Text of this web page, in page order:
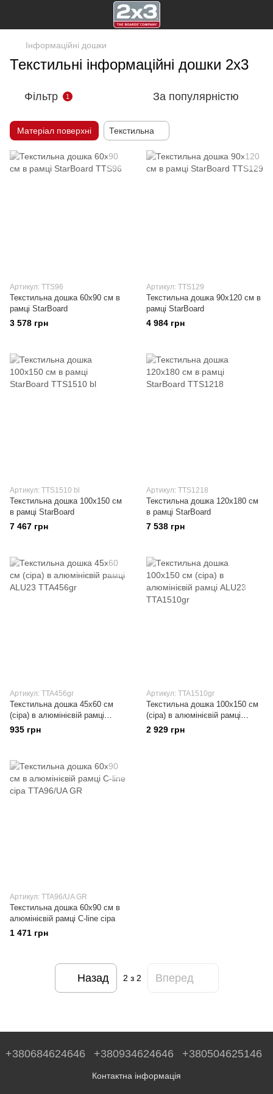
Інформаційні дошки
Текстильні інформаційні дошки 2х3
Фільтр 1 За популярністю
Матеріал поверхні Текстильна
Артикул: TTS96
Текстильна дошка 60x90 см в
рамці StarBoard
3 578 грн
Артикул: TTS129
Текстильна дошка 90x120 см в
рамці StarBoard
4 984 грн
Артикул: TTS1510 bl
Текстильна дошка 100x150 см
в рамці StarBoard
7 467 грн
Артикул: TTS1218
Текстильна дошка 120x180 см
в рамці StarBoard
7 538 грн
Артикул: TTA456gr
Текстильна дошка 45x60 см
(сіра) в алюмінієвій рамці
ALU23
935 грн
Артикул: TTA1510gr
Текстильна дошка 100x150 см
(сіра) в алюмінієвій рамці
ALU23
2 929 грн
Артикул: TTA96/UA GR
Текстильна дошка 60x90 см в
алюмінієвій рамці C-line cіра
1 471 грн
Назад 2 з 2 Вперед
+380684624646 +380934624646 +380504625146
Контактна інформація